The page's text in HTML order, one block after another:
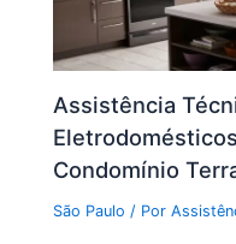
Assistência
Condomínio
São Paulo / Por